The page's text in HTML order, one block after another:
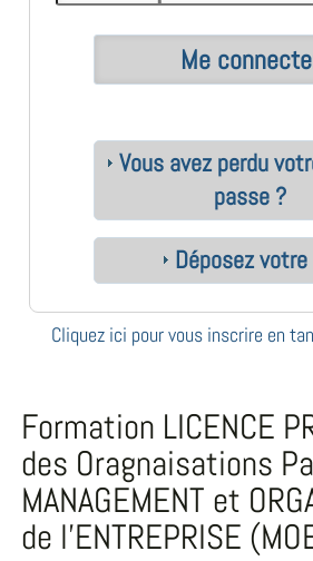
Vous avez perdu
passe ?
Déposez votre
Cliquez ici pour vous inscrire en
Formation LICENCE
des Oragnaisations
MANAGEMENT et
de l'ENTREPRISE